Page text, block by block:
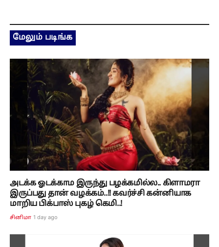
மேலும் படிங்க
அடக்க ஓடக்காம இருந்து பழக்கமில்ல.. கிளாமரா
இருப்பது தான் வழக்கம்..!! கவர்ச்சி கன்னியாக
மாறிய பிக்பாஸ் புகழ் கெமி..!
சினிமா 1 day ago